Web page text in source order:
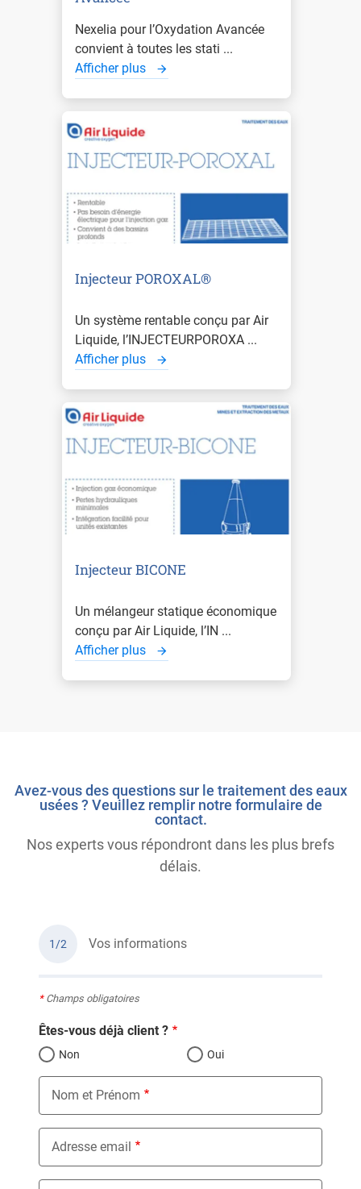
Nexelia pour l’Oxydation Avancée
convient à toutes les stati ...
Afficher plus
Injecteur POROXAL®
Un système rentable conçu par Air
Liquide, l’INJECTEURPOROXA ...
Afficher plus
Injecteur BICONE
Un mélangeur statique économique
conçu par Air Liquide, l’IN ...
Afficher plus
Avez-vous des questions sur le traitement des eaux
usées ? Veuillez remplir notre formulaire de
contact.
Nos experts vous répondront dans les plus brefs
délais.
1/2 Vos informations
*Champs obligatoires
Êtes-vous déjà client ?
Non Oui
Nom et Prénom
Adresse email